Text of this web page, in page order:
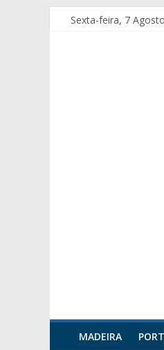
Sexta-feira, 7
MADEIRA